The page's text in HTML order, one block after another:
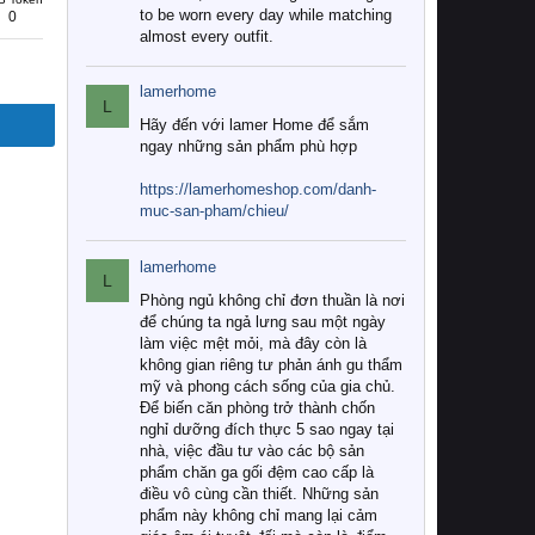
0
to be worn every day while matching
almost every outfit.
L
lamerhome
Hãy đến với lamer Home để sắm
ngay những sản phẩm phù hợp
https://lamerhomeshop.com/danh-
muc-san-pham/chieu/
L
lamerhome
Phòng ngủ không chỉ đơn thuần là nơi
để chúng ta ngả lưng sau một ngày
làm việc mệt mỏi, mà đây còn là
không gian riêng tư phản ánh gu thẩm
mỹ và phong cách sống của gia chủ.
Để biến căn phòng trở thành chốn
nghỉ dưỡng đích thực 5 sao ngay tại
nhà, việc đầu tư vào các bộ sản
phẩm chăn ga gối đệm cao cấp là
điều vô cùng cần thiết. Những sản
phẩm này không chỉ mang lại cảm